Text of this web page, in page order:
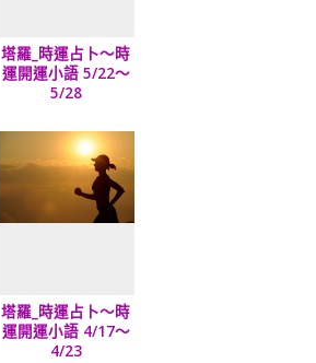
塔羅_時運占卜～時
運開運小語 5/22～
5/28
塔羅_時運占卜～時
運開運小語 4/17～
4/23